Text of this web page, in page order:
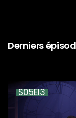
Derniers
S05E13